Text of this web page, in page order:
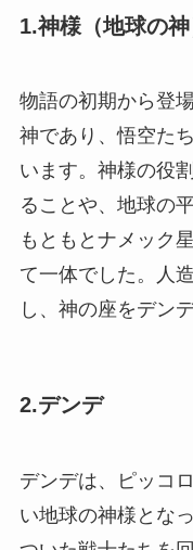
1.神様（地球の神
物語の初期から登
神であり、悟空た
います。神様の役
ることや、地球の
もともとナメック
て一体でした。人
し、神の座をデン
2.デンデ
デンデは、ピッコ
い地球の神様とな